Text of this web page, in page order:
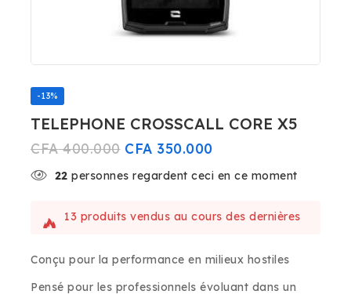
-13%
TELEPHONE CROSSCALL CORE X5
CFA400.000 CFA 350.000
22 personnes regardent ceci en ce moment
13 produits vendus au cours des dernières
Vente rapide ! Plus de 10 personnes ont ce
Conçu pour la performance en milieux hostiles
Pensé pour les professionnels évoluant dans un